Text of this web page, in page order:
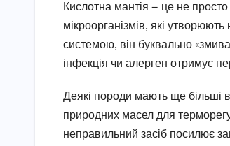
Кислотна мантія — це не
мікроорганізмів, які
системою, він буквально
інфекція чи алерген отримує
Деякі породи мають ще більші
природних масел для
неправильний засіб посилює